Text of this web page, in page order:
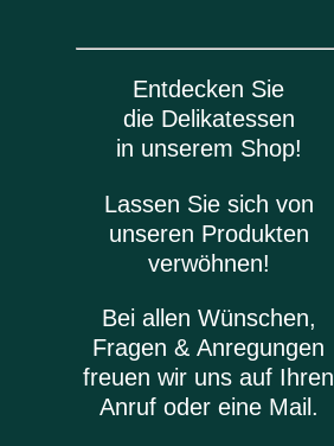
Entdecken Sie
die Delikatessen
in unserem Shop!
Lassen Sie sich von
unseren Produkten
verwöhnen!
Bei allen Wünschen,
Fragen & Anregungen
freuen wir uns auf Ihren
Anruf oder eine Mail.